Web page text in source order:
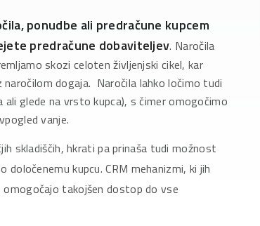
ponudbe ali predračune kupcem
predračune dobaviteljev. Naročila
skozi celoten življenjski cikel, kar
dogaja. Naročila lahko ločimo tudi
glede na vrsto kupca), s čimer omogočimo
vanje.
skladiščih, hkrati pa prinaša tudi možnost
kupcu. CRM mehanizmi, ki jih
omogočajo takojšen dostop do vse